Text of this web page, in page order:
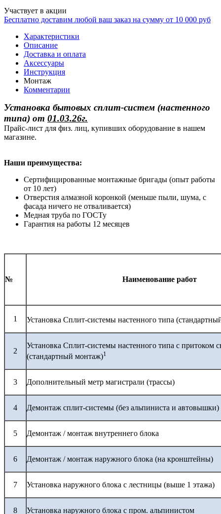
Участвует в акции
Бесплатно доставим любой ваш заказ на сумму от 10 000 руб
Характеристики
Описание
Доставка и оплата
Аксессуары
Инструкция
Монтаж
Комментарии
Установка бытовых сплит-систем (настенного
типа) от 01.03.26г.
Прайс-лист для физ. лиц, купивших оборудование в нашем
магазине.
Наши преимущества:
Сертифицированные монтажные бригады (опыт работы
от 10 лет)
Отверстия алмазной коронкой (меньше пыли, шума, с
фасада ничего не отваливается)
Медная труба по ГОСТу
Гарантия на работы 12 месяцев
№ Наименование работ
1 Установка Сплит-системы настенного типа
2
Установка Сплит-системы настенного типа с притоком
(стандартный монтаж)1
3 Дополнительный метр магистрали (трассы)
4 Демонтаж сплит-системы (без альпиниста и автовышки)
5 Демонтаж / монтаж внутреннего блока
6 Демонтаж / монтаж наружного блока (на кронштейны)
7 Установка наружного блока с лестницы (выше 1 этажа)
8 Установка наружного блока с пром. альпинистом